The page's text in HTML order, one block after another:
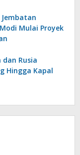
Mulai Proyek
Rusia
Hingga Kapal